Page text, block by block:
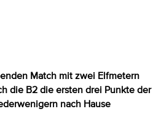
Match mit zwei Elfmetern
die B2 die ersten drei Punkte der
nach Hause